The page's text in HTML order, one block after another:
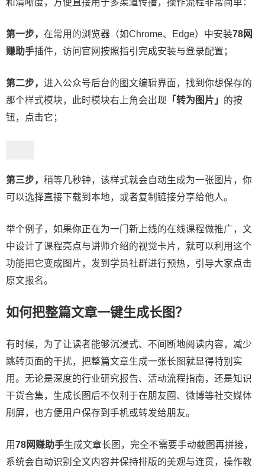
和清晰度，方便直接用于多渠道传播，操作流程非常简单：
第一步， 在常用的浏览器（如Chrome、Edge）中安装78网
赚助手插件，访问官网按照指引完成安装与登录配置；
第二步， 进入公众号后台的图文编辑界面，找到你想保存的
那个样式模块，此时模块右上角会出现 「转为图片」 的按
钮，点击它；
第三步， 稍等几秒钟，该样式就会自动生成为一张图片，你
可以选择直接下载到本地，或者复制链接分享给他人。
举个例子，如果你正在为一门新上线的在线课程做推广，文
中设计了课程亮点与讲师介绍的视觉卡片，就可以利用这个
功能把它变成图片，发到学员社群进行预热，引导大家点击
原文报名。
如何把整篇文章一键生成长图？
有时候，为了让读者能够沉浸式、不间断地阅读内容，减少
跳转页面的干扰，把整篇文章生成一张长图就显得特别实
用。无论是深度的行业研究报告、活动流程指南，还是知识
干货合集，生成长图后不仅利于在朋友圈、微博等社交媒体
刷屏，也方便用户保存到手机或转发给朋友。
用78网赚助手生成文章长图，完全不需要手动截图再拼接，
系统会自动识别全文内容并保持排版的美观与连贯，操作教